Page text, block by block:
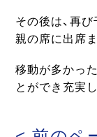
その後は、再
親の席に出席ま
移動が多かっ
とができ充実